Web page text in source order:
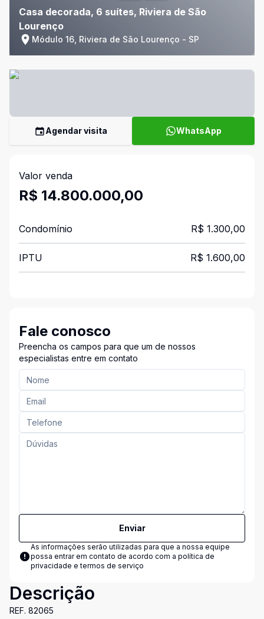
Casa decorada, 6 suítes, Riviera de São
Lourenço
Módulo 16, Riviera de São Lourenço - SP
Agendar visita WhatsApp
Valor venda
R$ 14.800.000,00
Condomínio R$ 1.300,00
IPTU R$ 1.600,00
Fale conosco
Preencha os campos para que um de nossos
especialistas entre em contato
Enviar
As informações serão utilizadas para que a nossa equipe
possa entrar em contato de acordo com a política de
privacidade e termos de serviço
Descrição
REF. 82065